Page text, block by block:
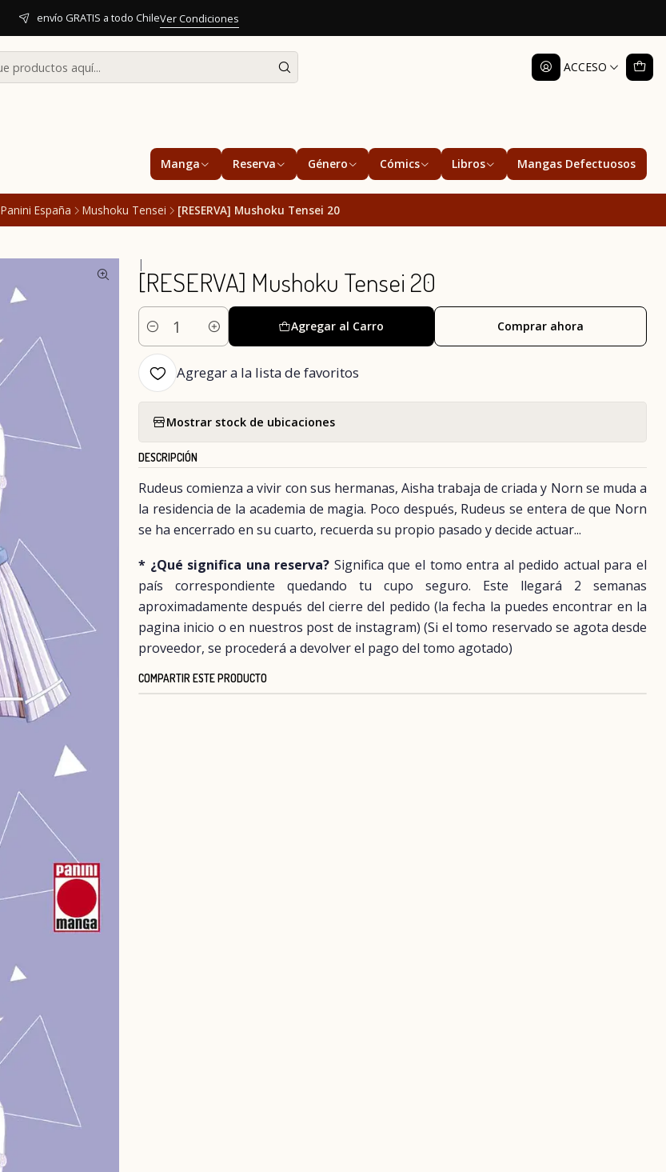
ACCESO
Manga Reserva Género Cómics Libros Mangas Defectuosos
envío GRATIS a todo ChileVer Condiciones
Panini España Mushoku Tensei [RESERVA] Mushoku Tensei 20
|
[RESERVA] Mushoku Tensei 20
Cantidad
Agregar al Carro Comprar ahora
Agregar a la lista de favoritos
Mostrar stock de ubicaciones
DESCRIPCIÓN
Rudeus comienza a vivir con sus hermanas, Aisha trabaja de criada y Norn se muda a
la residencia de la academia de magia. Poco después, Rudeus se entera de que Norn
se ha encerrado en su cuarto, recuerda su propio pasado y decide actuar...
* ¿Qué significa una reserva? Significa que el tomo entra al pedido actual para el
país correspondiente quedando tu cupo seguro. Este llegará 2 semanas
aproximadamente después del cierre del pedido (la fecha la puedes encontrar en la
pagina inicio o en nuestros post de instagram) (Si el tomo reservado se agota desde
proveedor, se procederá a devolver el pago del tomo agotado)
COMPARTIR ESTE PRODUCTO